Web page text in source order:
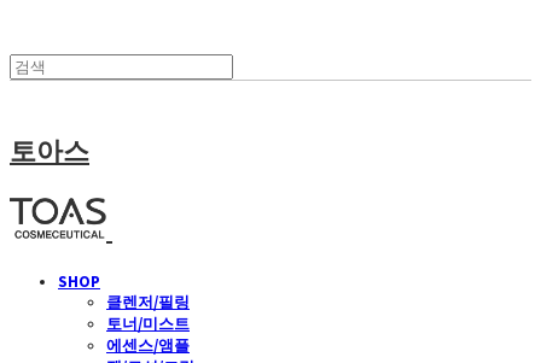
토아스
SHOP
클렌저/필링
토너/미스트
에센스/앰플